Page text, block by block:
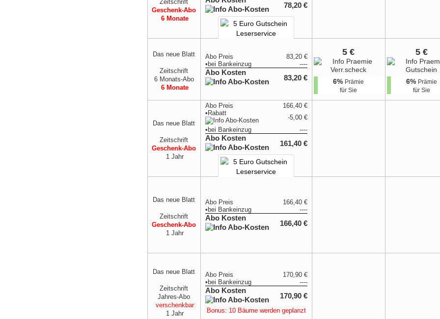
Zeitschrift
Geschenk-Abo
6 Monate
78,20 €
Das neue Blatt
Zeitschrift
6 Monats-Abo
6 Monate
Abo Preis
83,20 €
• bei Bankeinzug ----
Abo Kosten
83,20 €
5 €
6% Prämie
für Sie
5 €
6% Prämie
für Sie
Das neue Blatt
Zeitschrift
Geschenk-Abo
1 Jahr
Abo Preis
166,40 €
•Rabatt
-5,00 €
• bei Bankeinzug ----
Abo Kosten
161,40 €
Das neue Blatt
Zeitschrift
Geschenk-Abo
1 Jahr
Abo Preis
166,40 €
• bei Bankeinzug ----
Abo Kosten
166,40 €
Das neue Blatt
Zeitschrift
Jahres-Abo
verschenkbar
1 Jahr
Abo Preis
170,90 €
• bei Bankeinzug ----
Abo Kosten
170,90 €
Bonus: 10 Bäume werden geplanzt